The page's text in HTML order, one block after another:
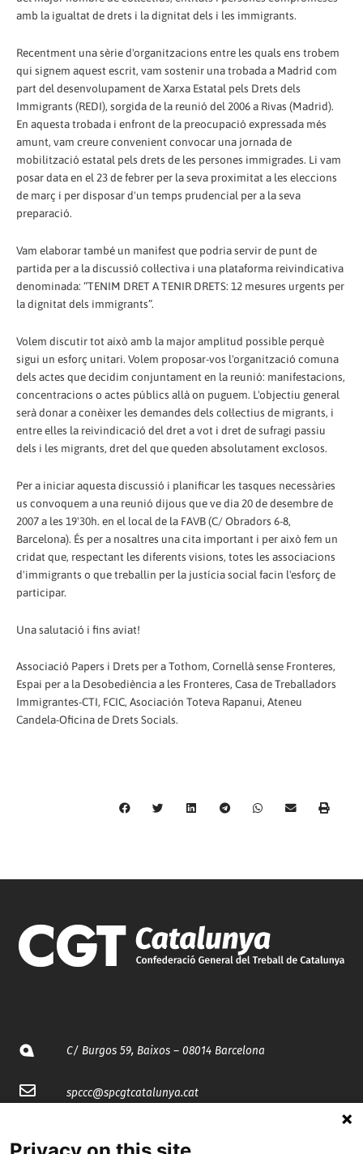
amb la igualtat de drets i la dignitat dels i les immigrants.
Recentment una sèrie d'organitzacions entre les quals ens trobem
qui signem aquest escrit, vam sostenir una trobada a Madrid com
part del desenvolupament de Xarxa Estatal pels Drets dels
Immigrants (REDI), sorgida de la reunió del 2006 a Rivas (Madrid).
En aquesta trobada i enfront de la preocupació expressada més
amunt, vam creure convenient convocar una jornada de
mobilització estatal pels drets de les persones immigrades. Li vam
posar data en el 23 de febrer per la seva proximitat a les eleccions
de març i per disposar d'un temps prudencial per a la seva
preparació.
Vam elaborar també un manifest que podria servir de punt de
partida per a la discussió col·lectiva i una plataforma reivindicativa
denominada: “TENIM DRET A TENIR DRETS: 12 mesures urgents per
la dignitat dels immigrants”.
Volem discutir tot això amb la major amplitud possible perquè
sigui un esforç unitari. Volem proposar-vos l'organització comuna
dels actes que decidim conjuntament en la reunió: manifestacions,
concentracions o actes públics allà on puguem. L'objectiu general
serà donar a conèixer les demandes dels col·lectius de migrants, i
entre elles la reivindicació del dret a vot i dret de sufragi passiu
dels i les migrants, dret del que queden absolutament exclosos.
Per a iniciar aquesta discussió i planificar les tasques necessàries
us convoquem a una reunió dijous que ve dia 20 de desembre de
2007 a les 19'30h. en el local de la FAVB (C/ Obradors 6-8,
Barcelona). És per a nosaltres una cita important i per això fem un
cridat que, respectant les diferents visions, totes les associacions
d'immigrants o que treballin per la justícia social facin l'esforç de
participar.
Una salutació i fins aviat!
Associació Papers i Drets per a Tothom, Cornellà sense Fronteres,
Espai per a la Desobediència a les Fronteres, Casa de Treballadors
Immigrantes-CTI, FCIC, Asociación Toteva Rapanui, Ateneu
Candela-Oficina de Drets Socials.
C/ Burgos 59, Baixos – 08014 Barcelona
spccc@spcgtcatalunya.cat